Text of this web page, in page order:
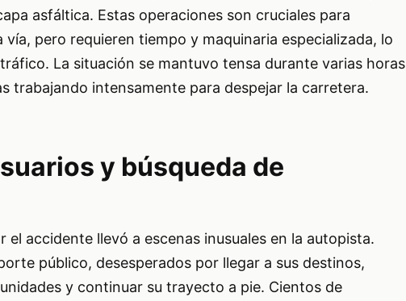
asfáltica. Estas operaciones son cruciales para
pero requieren tiempo y maquinaria especializada, lo
La situación se mantuvo tensa durante varias horas
trabajando intensamente para despejar la carretera.
y búsqueda de
el accidente llevó a escenas inusuales en la autopista.
público, desesperados por llegar a sus destinos,
y continuar su trayecto a pie. Cientos de